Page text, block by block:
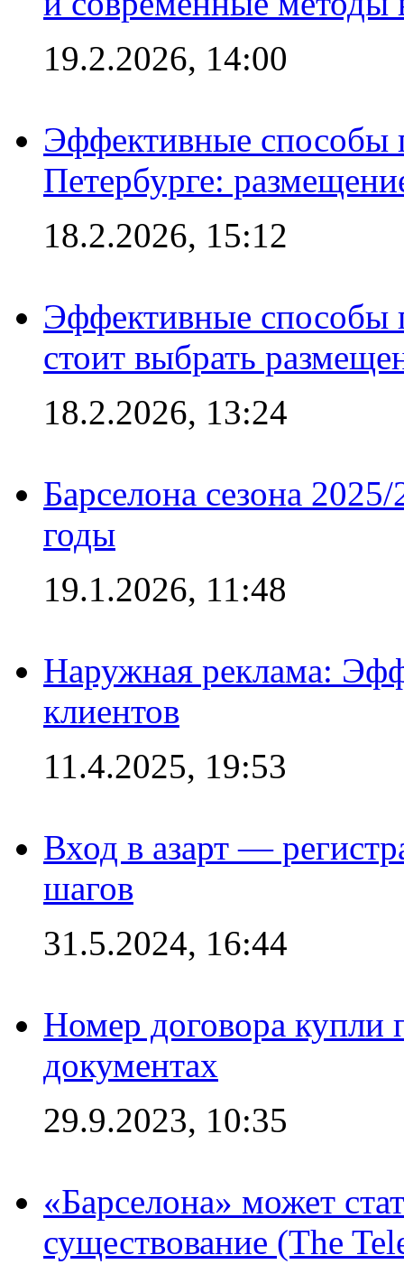
19.2.2026, 14:00
Эффективные способы
Петербурге:
18.2.2026, 15:12
Эффективные способы
стоит выбрать
18.2.2026, 13:24
Барселона сезона
годы
19.1.2026, 11:48
Наружная реклама:
клиентов
11.4.2025, 19:53
Вход в азарт —
шагов
31.5.2024, 16:44
Номер договора купли
документах
29.9.2023, 10:35
«Барселона» может
существование (The